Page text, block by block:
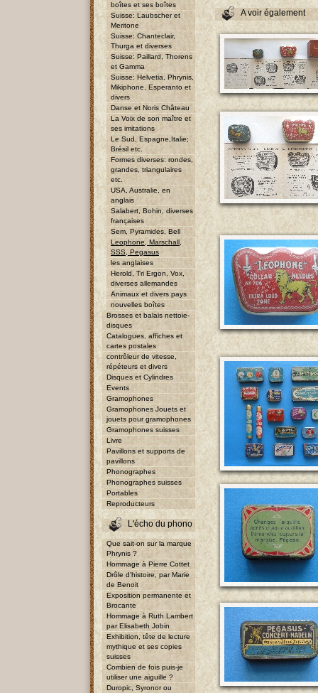
boîtes et ses boîtes
Suisse: Laubscher et
Meritone
Suisse: Chanteclair,
Thurga et diverses
Suisse: Paillard, Thorens
et Gamma
Suisse: Helvetia, Phrynis,
Mikiphone, Esperanto et
divers
Danse et Noris Château
La Voix de son maître et
ses imitations
Le Sud, Espagne,Italie;
Brésil etc.
Formes diverses: rondes,
grandes, triangulaires
etc.
USA, Australie, en
anglais
Salabert, Bohin, diverses
françaises
Sem, Pyramides, Bell
Leophone, Marschall,
SSS, Pegasus
les anglaises
Herold, Tri Ergon, Vox,
diverses allemandes
Animaux et divers pays
nouvelles boîtes
Brosses et balais nettoie-
disques
Catalogues, affiches et
cartes postales
contrôleur de vitesse,
répéteurs et divers
Disques et Cylindres
Events
Gramophones
Gramophones Jouets et
jouets pour gramophones
Gramophones suisses
Livre
Pavillons et supports de
pavillons
Phonographes
Phonographes suisses
Portables
Reproducteurs
L'écho du phono
Que sait-on sur la marque
Phrynis ?
Hommage à Pierre Cottet
Drôle d'histoire, par Marie
de Benoit
Exposition permanente et
Brocante
Hommage à Ruth Lambert
par Elisabeth Jobin
Exhibition, tête de lecture
mythique et ses copies
suisses
Combien de fois puis-je
utiliser une aiguille ?
Duropic, Syronor ou
A voir également